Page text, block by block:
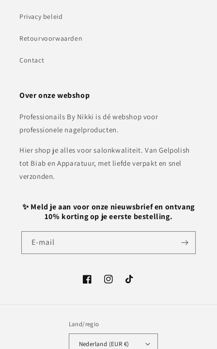
Privacy beleid
Retourvoorwaarden
Contact
Over onze webshop
Professionails By Nikki is dé webshop voor
professionele nagelproducten.
Hier shop je alles voor salonkwaliteit. Van Gelpolish
tot Biab en Apparatuur, met liefde verpakt en snel
verzonden.
✨ Meld je aan voor onze nieuwsbrief en ontvang
10% korting op je eerste bestelling.
E‑mail
FacebookInstagramTikTok
Land/regio
Nederland (EUR €)